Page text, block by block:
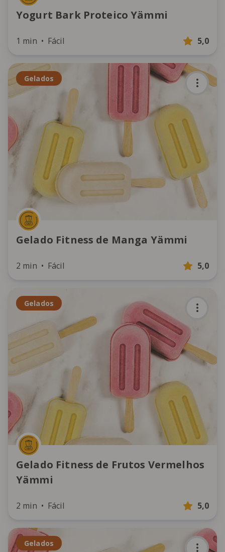
Yogurt Bark Proteico Yämmi
1 min Fácil 5,0
Gelados
Gelado Fitness de Manga Yämmi
2 min Fácil 5,0
Gelados
Gelado Fitness de Frutos Vermelhos
Yämmi
2 min Fácil 5,0
Gelados